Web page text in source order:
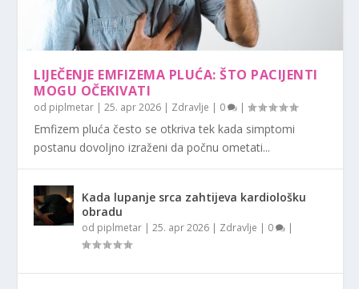
LIJEČENJE EMFIZEMA PLUĆA: ŠTO PACIJENTI
MOGU OČEKIVATI
od piplmetar |25. apr 2026 | Zdravlje | 0 |
Emfizem pluća često se otkriva tek kada simptomi
postanu dovoljno izraženi da počnu ometati...
Kada lupanje srca zahtijeva kardiološku
obradu
od piplmetar |25. apr 2026 | Zdravlje | 0 |